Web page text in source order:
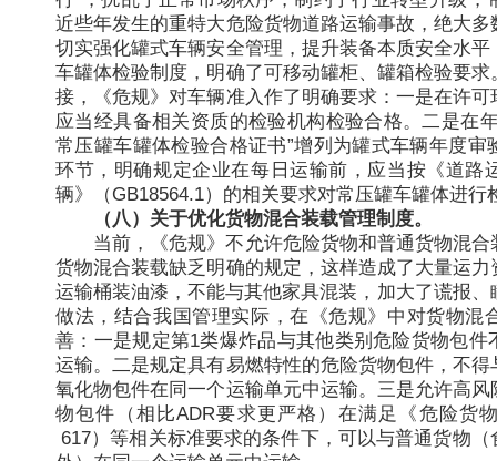
近些年发生的重特大危险货物道路运输事故，绝大
切实强化罐式车辆安全管理，提升装备本质安全水
车罐体检验制度，明确了可移动罐柜、罐箱检验要
接，《危规》对车辆准入作了明确要求：一是在许
应当经具备相关资质的检验机构检验合格。二是在
常压罐车罐体检验合格证书”增列为罐式车辆年度审
环节，明确规定企业在每日运输前，应当按《道路
辆》（GB18564.1）的相关要求对常压罐车罐体进行
（八）关于优化货物混合装载管理制度。
当前，《危规》不允许危险货物和普通货物混
货物混合装载缺乏明确的规定，这样造成了大量运
运输桶装油漆，不能与其他家具混装，加大了谎报
做法，结合我国管理实际，在《危规》中对货物混
善：一是规定第1类爆炸品与其他类别危险货物包件
运输。二是规定具有易燃特性的危险货物包件，不
氧化物包件在同一个运输单元中运输。三是允许高
物包件（相比ADR要求更严格）在满足《危险货
617）等相关标准要求的条件下，可以与普通货物